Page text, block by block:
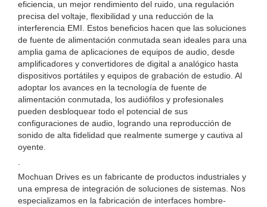
eficiencia, un mejor rendimiento del ruido, una regulación
precisa del voltaje, flexibilidad y una reducción de la
interferencia EMI. Estos beneficios hacen que las soluciones
de fuente de alimentación conmutada sean ideales para una
amplia gama de aplicaciones de equipos de audio, desde
amplificadores y convertidores de digital a analógico hasta
dispositivos portátiles y equipos de grabación de estudio. Al
adoptar los avances en la tecnología de fuente de
alimentación conmutada, los audiófilos y profesionales
pueden desbloquear todo el potencial de sus
configuraciones de audio, logrando una reproducción de
sonido de alta fidelidad que realmente sumerge y cautiva al
oyente.
Mochuan Drives es un fabricante de productos industriales y
una empresa de integración de soluciones de sistemas. Nos
especializamos en la fabricación de interfaces hombre-